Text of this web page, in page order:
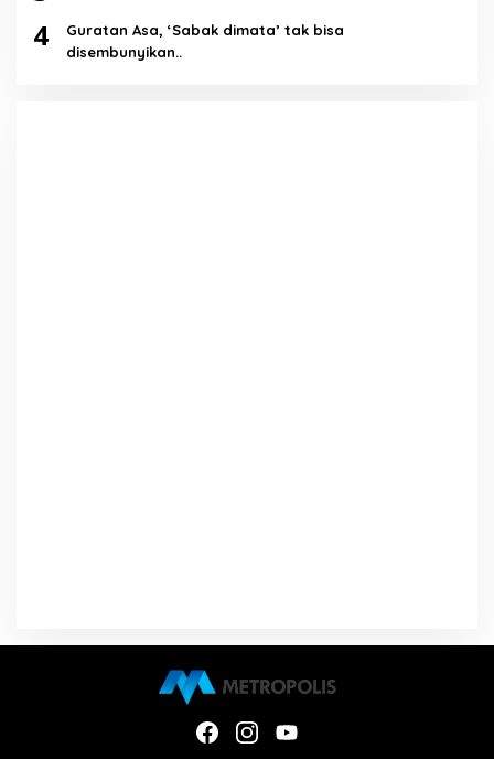
4
Guratan Asa, ‘Sabak dimata’ tak bisa
disembunyikan..